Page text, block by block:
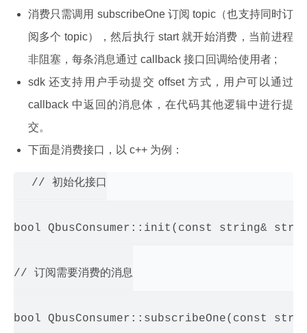
消费只需调用 subscribeOne 订阅 topic（也支持同时订
阅多个 topic），然后执行 start 就开始消费，当前进程
非阻塞，每条消息通过 callback 接口回调给使用者 ;
sdk 还支持用户手动提交 offset 方式，用户可以通过
callback 中返回的消息体，在代码其他逻辑中进行提
交。
下面是消费接口，以 c++ 为例：
// 初始化接口
bool QbusConsumer::init(const string&
// 订阅需要消费的消息
bool QbusConsumer::subscribeOne(const